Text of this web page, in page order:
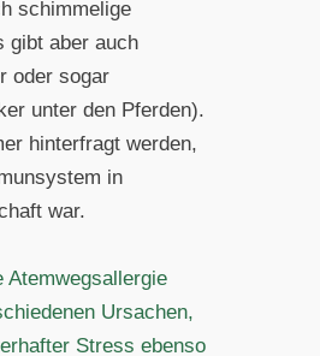
schimmelige
gibt aber auch
oder sogar
unter den Pferden).
hinterfragt werden,
in
war.
Atemwegsallergie
Ursachen,
Stress ebenso